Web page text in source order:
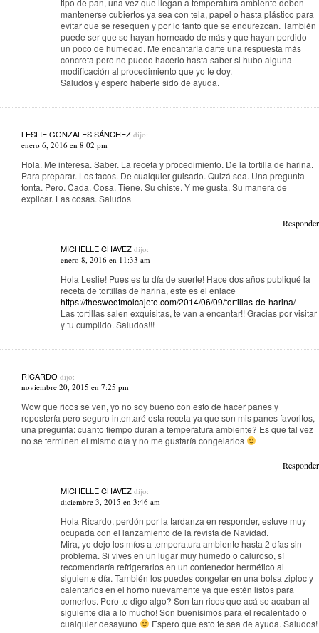
tipo de pan, una vez que llegan a temperatura ambiente deben
mantenerse cubiertos ya sea con tela, papel o hasta plástico para
evitar que se resequen y por lo tanto que se endurezcan. También
puede ser que se hayan horneado de más y que hayan perdido
un poco de humedad. Me encantaría darte una respuesta más
concreta pero no puedo hacerlo hasta saber si hubo alguna
modificación al procedimiento que yo te doy.
Saludos y espero haberte sido de ayuda.
LESLIE GONZALES SÁNCHEZ dijo:
enero 6, 2016 en 8:02 pm
Hola. Me interesa. Saber. La receta y procedimiento. De la tortilla de harina.
Para preparar. Los tacos. De cualquier guisado. Quizá sea. Una pregunta
tonta. Pero. Cada. Cosa. Tiene. Su chiste. Y me gusta. Su manera de
explicar. Las cosas. Saludos
Responder
MICHELLE CHAVEZ dijo:
enero 8, 2016 en 11:33 am
Hola Leslie! Pues es tu día de suerte! Hace dos años publiqué la
receta de tortillas de harina, este es el enlace
https://thesweetmolcajete.com/2014/06/09/tortillas-de-harina/
Las tortillas salen exquisitas, te van a encantar!! Gracias por visitar
y tu cumplido. Saludos!!!
RICARDO dijo:
noviembre 20, 2015 en 7:25 pm
Wow que ricos se ven, yo no soy bueno con esto de hacer panes y
repostería pero seguro intentaré esta receta ya que son mis panes favoritos,
una pregunta: cuanto tiempo duran a temperatura ambiente? Es que tal vez
no se terminen el mismo día y no me gustaría congelarlos
Responder
MICHELLE CHAVEZ dijo:
diciembre 3, 2015 en 3:46 am
Hola Ricardo, perdón por la tardanza en responder, estuve muy
ocupada con el lanzamiento de la revista de Navidad.
Mira, yo dejo los míos a temperatura ambiente hasta 2 días sin
problema. Si vives en un lugar muy húmedo o caluroso, sí
recomendaría refrigerarlos en un contenedor hermético al
siguiente día. También los puedes congelar en una bolsa ziploc y
calentarlos en el horno nuevamente ya que estén listos para
comerlos. Pero te digo algo? Son tan ricos que acá se acaban al
siguiente día a lo mucho! Son buenísimos para el recalentado o
cualquier desayuno
Espero que esto te sea de ayuda. Saludos!